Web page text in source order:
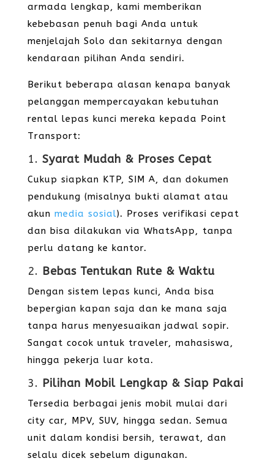
armada lengkap, kami memberikan
kebebasan penuh bagi Anda untuk
menjelajah Solo dan sekitarnya dengan
kendaraan pilihan Anda sendiri.
Berikut beberapa alasan kenapa banyak
pelanggan mempercayakan kebutuhan
rental lepas kunci mereka kepada Point
Transport:
1. Syarat Mudah & Proses Cepat
Cukup siapkan KTP, SIM A, dan dokumen
pendukung (misalnya bukti alamat atau
akun media sosial). Proses verifikasi cepat
dan bisa dilakukan via WhatsApp, tanpa
perlu datang ke kantor.
2. Bebas Tentukan Rute & Waktu
Dengan sistem lepas kunci, Anda bisa
bepergian kapan saja dan ke mana saja
tanpa harus menyesuaikan jadwal sopir.
Sangat cocok untuk traveler, mahasiswa,
hingga pekerja luar kota.
3. Pilihan Mobil Lengkap & Siap Pakai
Tersedia berbagai jenis mobil mulai dari
city car, MPV, SUV, hingga sedan. Semua
unit dalam kondisi bersih, terawat, dan
selalu dicek sebelum digunakan.